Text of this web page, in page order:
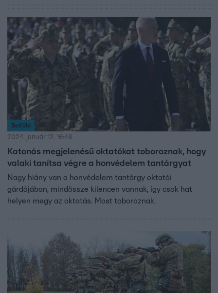
témával, de az igazi kihívás az, hogy a pedagógusok
értsék, miért használják a gyerekek az MI-t. Egy jó promt
létrehozásához például intelligens ember kell, aki jól tudja
megfogalmazni a kérdést, nyelvi intelligenciával
rendelkezik, és érti, mire van szüksége a diákoknak.
Fontos, hogy a tanárok válaszolni tudjanak arra a
kérdésre: miért tanuljon meg valamit a diák, ha az MI-től
is megkaphatja a választ.
Belföld
2024. január 12. 16:46
Katonás megjelenésű oktatókat toboroznak, hogy
valaki tanítsa végre a honvédelem tantárgyat
Nagy hiány van a honvédelem tantárgy oktatói
gárdájában, mindössze kilencen vannak, így csak hat
helyen megy az oktatás. Most toboroznak.